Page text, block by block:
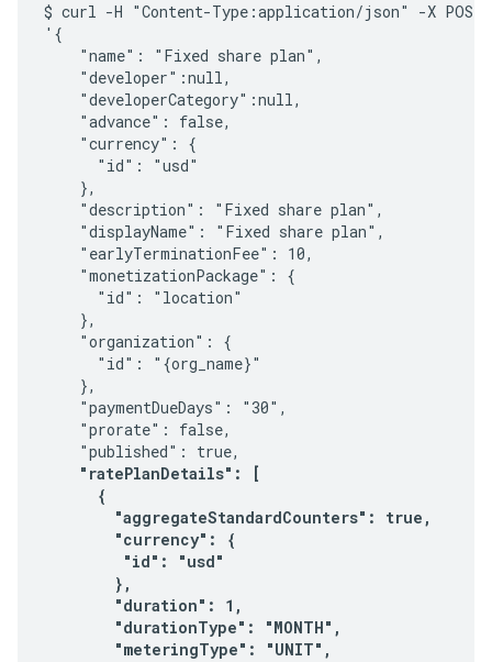
$ curl -H "Content-Type:application/json" -X
'{
    "name": "Fixed share plan",
    "developer":null,
    "developerCategory":null,
    "advance": false,
    "currency": {
      "id": "usd"
    },
    "description": "Fixed share plan",
    "displayName": "Fixed share plan",
    "earlyTerminationFee": 10,
    "monetizationPackage": {
      "id": "location"
    },
    "organization": {
      "id": "{org_name}"
    },
    "paymentDueDays": "30",
    "prorate": false,
    "published": true,
"ratePlanDetails": [
      {
        "aggregateStandardCounters": true,
        "currency": {
         "id": "usd"
        },
        "duration": 1,
        "durationType": "MONTH",
        "meteringType": "UNIT",